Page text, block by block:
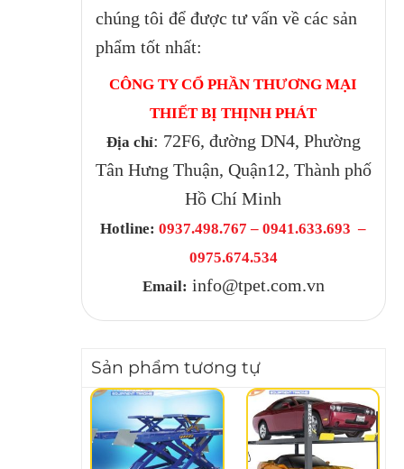
chúng tôi để được tư vấn về các sản
phẩm tốt nhất:
CÔNG TY CỔ PHẦN THƯƠNG MẠI
THIẾT BỊ THỊNH PHÁT
Địa chỉ: 72F6, đường DN4, Phường
Tân Hưng Thuận, Quận12, Thành phố
Hồ Chí Minh
Hotline: 0937.498.767 – 0941.633.693 –
0975.674.534
Email: info@tpet.com.vn
Sản phẩm tương tự